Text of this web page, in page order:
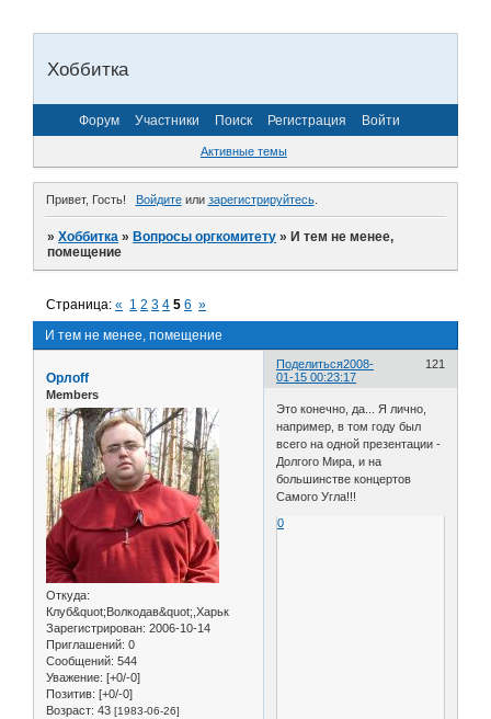
Хоббитка
Форум Участники Поиск Регистрация Войти
Активные темы
Привет, Гость! Войдитеили зарегистрируйтесь.
»Хоббитка »Вопросы оргкомитету »И тем не менее,
помещение
И тем не менее, помещение
Страница:« 1 2 3 4 5 6 »
Поделиться 121
2008-
01-15 00:23:17
Орлоff
Members
Откуда:
Клуб&quot;Волкодав&quot;,Харьк
Зарегистрирован: 2006-10-14
Приглашений: 0
Сообщений: 544
Уважение: [+0/-0]
Позитив: [+0/-0]
Возраст: 43 [1983-06-26]
Это конечно, да... Я лично,
например, в том году был
всего на одной презентации -
Долгого Мира, и на
большинстве концертов
Самого Угла!!!
0